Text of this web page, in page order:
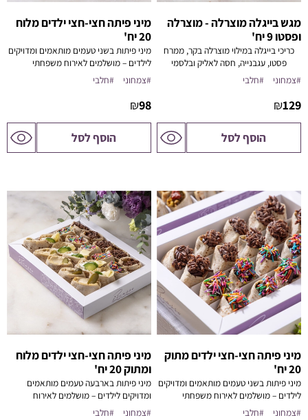
מגש בייגלה מוצרלה - מוצרלה
ופסטו 9 יח'
כריכי בייגלה במילוי מוצרלה בקר, ממרח
פסטו, עגבנייה, חסה לאליק ובלסמי
#צמחוני #חלבי
129
₪
הוסף לסל לדף
המוצר
מיני פיתה חצי-חצי ילדים מלוח
20 יח'
מיני פיתות בשני טעמים מותאמים ומדויקים
לילדים – מושלמים לאירוח משפחתי
#צמחוני
#חלבי
98
₪
הוסף לסל לדף
המוצר
מיני פיתה חצי-חצי ילדים מתוק
20 יח'
מיני פיתות בשני טעמים מותאמים ומדויקים
לילדים – מושלמים לאירוח משפחתי
#צמחוני
#חלבי
מיני פיתה חצי-חצי ילדים מלוח
ומתוק 20 יח'
מיני פיתות בארבעה טעמים מותאמים
ומדויקים לילדים – מושלמים לאירוח
משפחתי
#צמחוני #חלבי